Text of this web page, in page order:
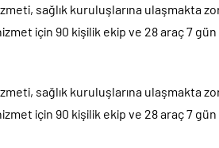
sağlık kuruluşlarına ulaşmakta
için 90 kişilik ekip ve 28 araç 7
sağlık kuruluşlarına ulaşmakta
için 90 kişilik ekip ve 28 araç 7